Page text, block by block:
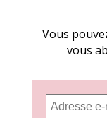
Vous
vous